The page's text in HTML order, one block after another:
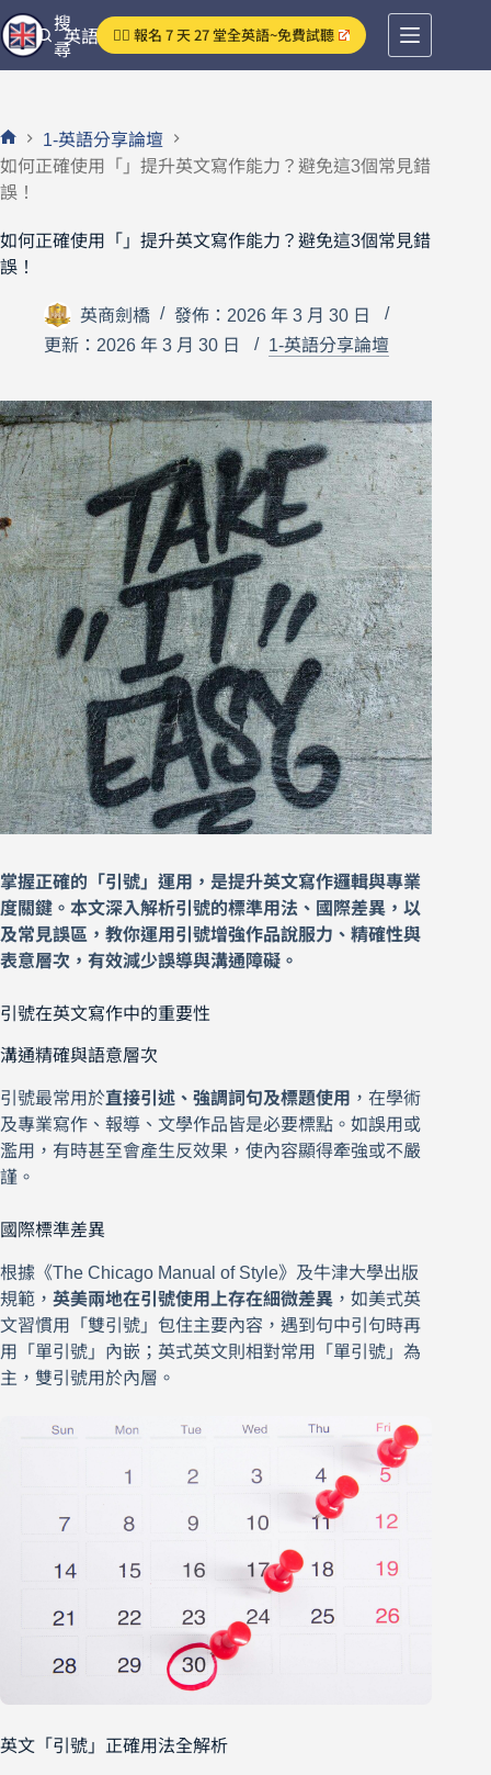
跳
至
主
容
英語分享論壇
搜
尋
👉🏻 報名 7 天 27 堂全英語~免費試聽
首
頁
1-英語分享論壇
如何正確使用「」提升英文寫作能力？避免這3個常見錯
誤！
如何正確使用「」提升英文寫作能力？避免這3個常見錯
誤！
英商劍橋
發佈：2026 年 3 月 30 日
更新：2026 年 3 月 30 日
1-英語分享論壇
掌握正確的「引號」運用，是提升英文寫作邏輯與專業
度關鍵。本文深入解析引號的標準用法、國際差異，以
及常見誤區，教你運用引號增強作品說服力、精確性與
表意層次，有效減少誤導與溝通障礙。
引號在英文寫作中的重要性
溝通精確與語意層次
引號最常用於直接引述、強調詞句及標題使用 ，在學術
及專業寫作、報導、文學作品皆是必要標點。如誤用或
濫用，有時甚至會產生反效果，使內容顯得牽強或不嚴
謹。
國際標準差異
根據《The Chicago Manual of Style》及牛津大學出版
規範， 英美兩地在引號使用上存在細微差異 ，如美式英
文習慣用「雙引號」包住主要內容，遇到句中引句時再
用「單引號」內嵌；英式英文則相對常用「單引號」為
主，雙引號用於內層。
英文「引號」正確用法全解析